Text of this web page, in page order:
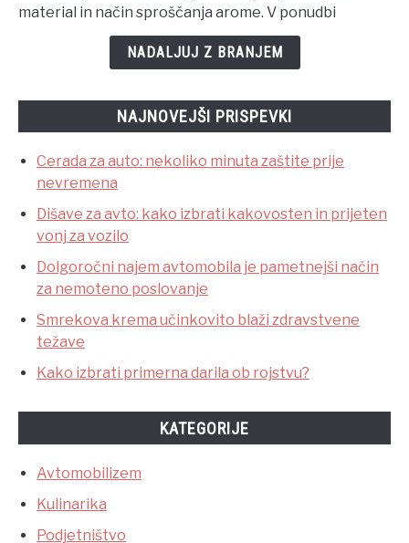
material in način sproščanja arome. V ponudbi
NADALJUJ Z BRANJEM
NAJNOVEJŠI PRISPEVKI
Cerada za auto: nekoliko minuta zaštite prije
nevremena
Dišave za avto: kako izbrati kakovosten in prijeten
vonj za vozilo
Dolgoročni najem avtomobila je pametnejši način
za nemoteno poslovanje
Smrekova krema učinkovito blaži zdravstvene
težave
Kako izbrati primerna darila ob rojstvu?
KATEGORIJE
Avtomobilizem
Kulinarika
Podjetništvo